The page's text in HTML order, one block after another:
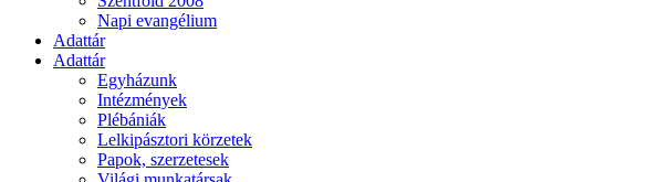
Napi evangélium
Adattár
Adattár
Egyházunk
Intézmények
Plébániák
Lelkipásztori körzetek
Papok, szerzetesek